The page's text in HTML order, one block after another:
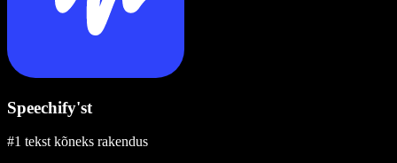
Speechify'st
#1 tekst kõneks rakendus